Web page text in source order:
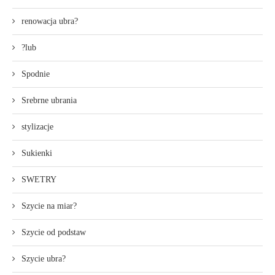
renowacja ubra?
?lub
Spodnie
Srebrne ubrania
stylizacje
Sukienki
SWETRY
Szycie na miar?
Szycie od podstaw
Szycie ubra?